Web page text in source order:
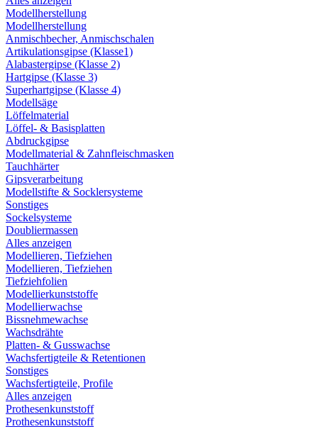
Modellherstellung
Modellherstellung
Anmischbecher, Anmischschalen
Artikulationsgipse (Klasse1)
Alabastergipse (Klasse 2)
Hartgipse (Klasse 3)
Superhartgipse (Klasse 4)
Modellsäge
Löffelmaterial
Löffel- & Basisplatten
Abdruckgipse
Modellmaterial & Zahnfleischmasken
Tauchhärter
Gipsverarbeitung
Modellstifte & Socklersysteme
Sonstiges
Sockelsysteme
Doubliermassen
Alles anzeigen
Modellieren, Tiefziehen
Modellieren, Tiefziehen
Tiefziehfolien
Modellierkunststoffe
Modellierwachse
Bissnehmewachse
Wachsdrähte
Platten- & Gusswachse
Wachsfertigteile & Retentionen
Sonstiges
Wachsfertigteile, Profile
Alles anzeigen
Prothesenkunststoff
Prothesenkunststoff